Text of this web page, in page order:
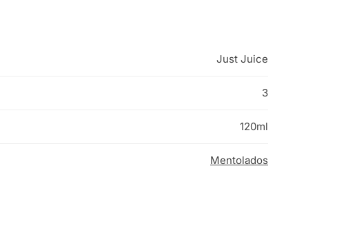
Just Juice
3
120ml
Mentolados